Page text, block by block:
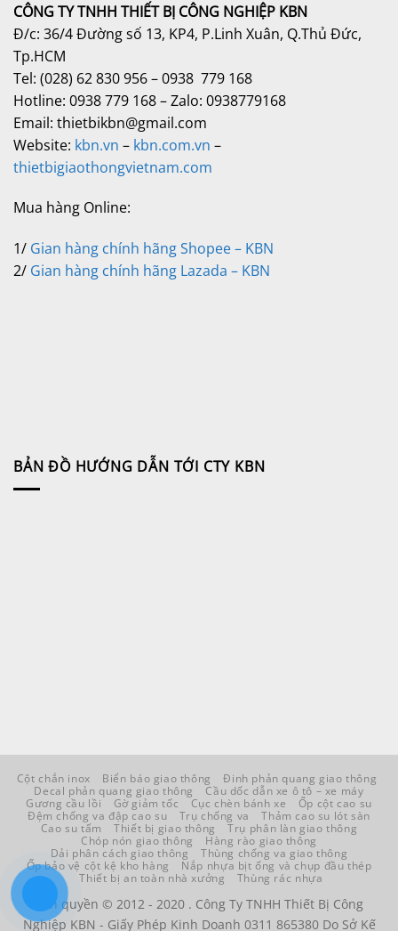
CÔNG TY TNHH THIẾT BỊ CÔNG NGHIỆP KBN
Đ/c: 36/4 Đường số 13, KP4, P.Linh Xuân, Q.Thủ Đức,
Tp.HCM
Tel: (028) 62 830 956 – 0938 779 168
Hotline: 0938 779 168 – Zalo: 0938779168
Email: thietbikbn@gmail.com
Website: kbn.vn – kbn.com.vn –
thietbigiaothongvietnam.com
Mua hàng Online:
1/ Gian hàng chính hãng Shopee – KBN
2/ Gian hàng chính hãng Lazada – KBN
BẢN ĐỒ HƯỚNG DẪN TỚI CTY KBN
Cột chắn inox Biển báo giao thông
Đinh phản quang giao thông
Decal phản quang giao thông
Cầu dốc dẫn xe ô tô – xe máy
Gương cầu lồi
Gờ giảm tốc Cục chèn bánh xe
Ốp cột cao su
Đệm chống va đập cao su
Trụ chống va
Thảm cao su lót sàn
Cao su tấm
Thiết bị giao thông
Trụ phân làn giao thông
Chóp nón giao thông
Hàng rào giao thông
Dải phân cách giao thông
Thùng chống va giao thông
Ốp bảo vệ cột kệ kho hàng
Nắp nhựa bịt ống và chụp đầu thép
Thiết bị an toàn nhà xưởng
Thùng rác nhựa
Bản quyền © 2012 - 2020 . Công Ty TNHH Thiết Bị Công
Nghiệp KBN - Giấy Phép Kinh Doanh 0311 865380 Do Sở Kế